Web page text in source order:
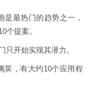
是最热门的趋势之一，
个提案。
只开始实现其潜力。
荚，有大约10个应用程